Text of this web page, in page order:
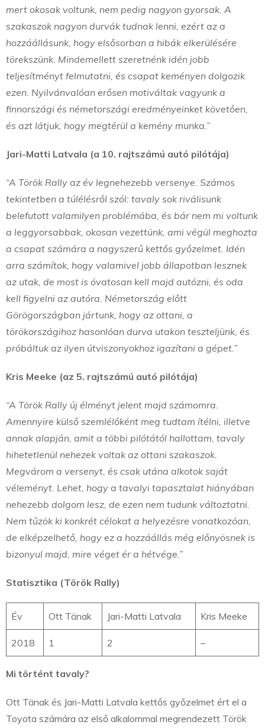
mert okosak voltunk, nem pedig nagyon gyorsak. A
szakaszok nagyon durvák tudnak lenni, ezért az a
hozzáállásunk, hogy elsősorban a hibák elkerülésére
törekszünk. Mindemellett szeretnénk idén jobb
teljesítményt felmutatni, és csapat keményen dolgozik
ezen. Nyilvánvalóan erősen motiváltak vagyunk a
finnországi és németországi eredményeinket követően,
és azt látjuk, hogy megtérül a kemény munka.”
Jari-Matti Latvala (a 10. rajtszámú autó pilótája)
“A Török Rally az év legnehezebb versenye. Számos
tekintetben a túlélésről szól: tavaly sok riválisunk
belefutott valamilyen problémába, és bár nem mi voltunk
a leggyorsabbak, okosan vezettünk, ami végül meghozta
a csapat számára a nagyszerű kettős győzelmet. Idén
arra számítok, hogy valamivel jobb állapotban lesznek
az utak, de most is óvatosan kell majd autózni, és oda
kell figyelni az autóra. Németország előtt
Görögországban jártunk, hogy az ottani, a
törökországihoz hasonlóan durva utakon teszteljünk, és
próbáltuk az ilyen útviszonyokhoz igazítani a gépet.”
Kris Meeke (az 5. rajtszámú autó pilótája)
“A Török Rally új élményt jelent majd számomra.
Amennyire külső szemlélőként meg tudtam ítélni, illetve
annak alapján, amit a többi pilótától hallottam, tavaly
hihetetlenül nehezek voltak az ottani szakaszok.
Megvárom a versenyt, és csak utána alkotok saját
véleményt. Lehet, hogy a tavalyi tapasztalat hiányában
nehezebb dolgom lesz, de ezen nem tudunk változtatni.
Nem tűzök ki konkrét célokat a helyezésre vonatkozóan,
de elképzelhető, hogy ez a hozzáállás még előnyösnek is
bizonyul majd, mire véget ér a hétvége.”
Statisztika (Török Rally)
Év Ott Tänak Jari-Matti Latvala Kris Meeke
2018 1 2 –
Mi történt tavaly?
Ott Tänak és Jari-Matti Latvala kettős győzelmet ért el a
Toyota számára az első alkalommal megrendezett Török